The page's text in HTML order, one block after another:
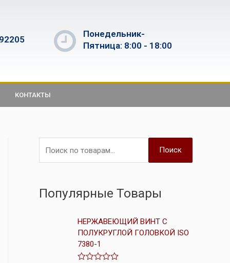
Понедельник-
Пятница: 8:00 - 18:00
КОНТАКТЫ
Поиск
Популярные Товары
НЕРЖАВЕЮЩИЙ ВИНТ С
ПОЛУКРУГЛОЙ ГОЛОВКОЙ ISO
7380-1